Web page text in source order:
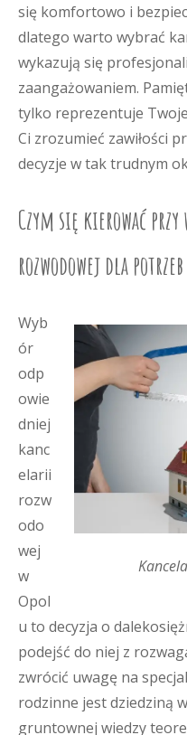
się komfortowo i
dlatego warto wybrać
wykazują się
zaangażowaniem.
tylko reprezentuje
Ci zrozumieć zawiłości
decyzje w tak trudnym
Czym się kierować
rozwodowej dla
Wyb
ór
odp
owie
dniej
kanc
elarii
rozw
odo
wej
w
Opol
u to decyzja o
podejść do niej z
zwrócić uwagę na
rodzinne jest dziedziną
gruntownej wiedzy